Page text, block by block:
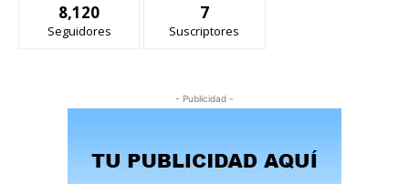
8,120
Seguidores
7
Suscriptores
- Publicidad -